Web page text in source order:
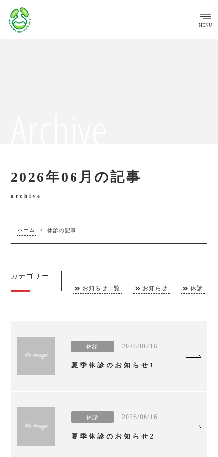
MENU
2026年06月の記事
archive
ホーム > 休診の記事
カテゴリー
お知らせ一覧 お知らせ 休診
休診 2026/06/16
夏季休診のお知らせ1
休診 2026/06/16
夏季休診のお知らせ2